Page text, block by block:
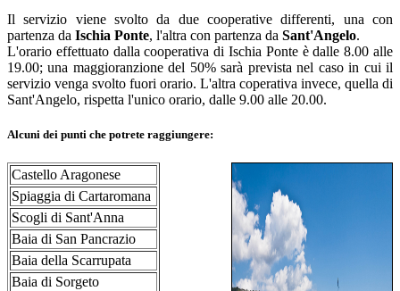
Il servizio viene svolto da due cooperative differenti, una con
partenza da Ischia Ponte, l'altra con partenza da Sant'Angelo.
L'orario effettuato dalla cooperativa di Ischia Ponte è dalle 8.00 alle
19.00; una maggioranzione del 50% sarà prevista nel caso in cui il
servizio venga svolto fuori orario. L'altra coperativa invece, quella di
Sant'Angelo, rispetta l'unico orario, dalle 9.00 alle 20.00.
Alcuni dei punti che potrete raggiungere:
Castello Aragonese
Spiaggia di Cartaromana
Scogli di Sant'Anna
Baia di San Pancrazio
Baia della Scarrupata
Baia di Sorgeto